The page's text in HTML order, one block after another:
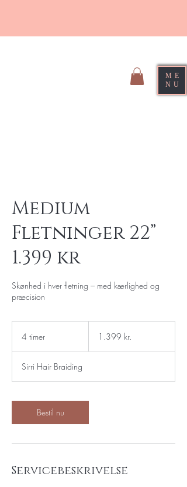
ME
NU
Medium
Fletninger 22”
1.399 kr
Skønhed i hver fletning – med kærlighed og
præcision
4 timer
m
e
1.399 kr.
Sirri Hair Braiding
Bestil nu
Servicebeskrivelse